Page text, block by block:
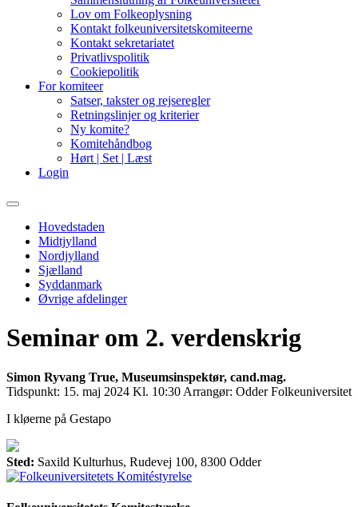
Lov om Folkeoplysning
Kontakt folkeuniversitetskomiteerne
Kontakt sekretariatet
Privatlivspolitik
Cookiepolitik
For komiteer
Satser, takster og rejseregler
Retningslinjer og kriterier
Ny komite?
Komitehåndbog
Hørt | Set | Læst
Login
Primary
Hovedstaden
Midtjylland
Nordjylland
Sjælland
Syddanmark
Øvrige afdelinger
Seminar om 2. verdenskrig
Simon Ryvang True, Museumsinspektør, cand.mag.
Tidspunkt: 15. maj 2024 Kl. 10:30 Arrangør: Odder Folkeuniversitet
I kløerne på Gestapo
Sted: Saxild Kulturhus, Rudevej 100, 8300 Odder